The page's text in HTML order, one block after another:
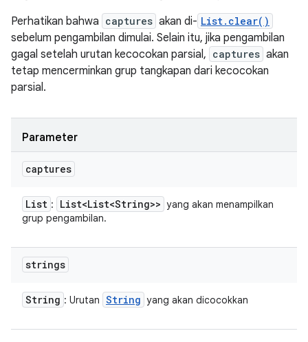
Perhatikan bahwa captures akan di- List.clear()
sebelum pengambilan dimulai. Selain itu, jika pengambilan
gagal setelah urutan kecocokan parsial, captures akan
tetap mencerminkan grup tangkapan dari kecocokan
parsial.
Parameter
captures
List : List<List<String>> yang akan menampilkan
grup pengambilan.
strings
String : Urutan String yang akan dicocokkan